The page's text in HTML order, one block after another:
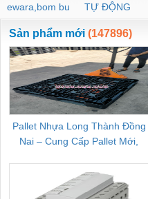
ewara,bom bu
ewara
TỰ ĐỘNG
Sản phẩm mới (147896)
Pallet Nhựa Long Thành Đồng
Nai – Cung Cấp Pallet Mới,